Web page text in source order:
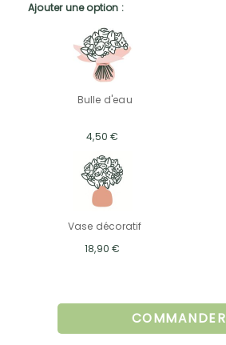
Ajouter une option :
Bulle d'eau
4,50 €
Vase décoratif
18,90 €
COMMANDER